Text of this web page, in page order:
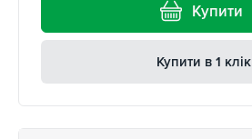
Купити
Купити в 1 клік